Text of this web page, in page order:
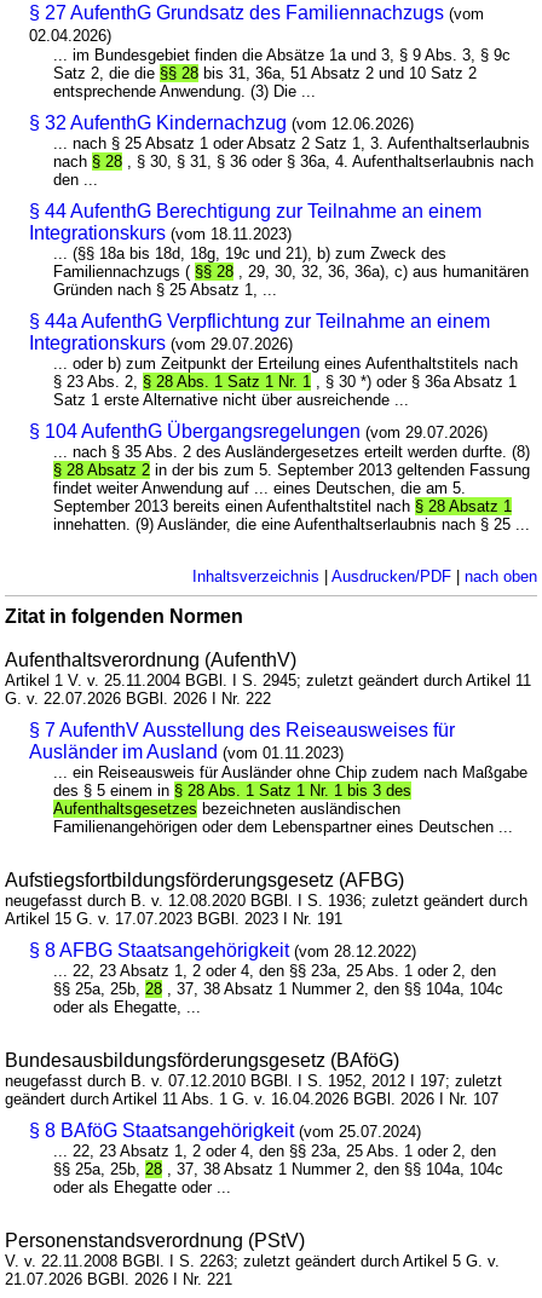
§ 27 AufenthG Grundsatz des Familiennachzugs (vom
02.04.2026)
... im Bundesgebiet finden die Absätze 1a und 3, § 9 Abs. 3, § 9c
Satz 2, die die §§ 28 bis 31, 36a, 51 Absatz 2 und 10 Satz 2
entsprechende Anwendung. (3) Die ...
§ 32 AufenthG Kindernachzug (vom 12.06.2026)
... nach § 25 Absatz 1 oder Absatz 2 Satz 1, 3. Aufenthaltserlaubnis
nach § 28 , § 30, § 31, § 36 oder § 36a, 4. Aufenthaltserlaubnis nach
den ...
§ 44 AufenthG Berechtigung zur Teilnahme an einem
Integrationskurs (vom 18.11.2023)
... (§§ 18a bis 18d, 18g, 19c und 21), b) zum Zweck des
Familiennachzugs ( §§ 28 , 29, 30, 32, 36, 36a), c) aus humanitären
Gründen nach § 25 Absatz 1, ...
§ 44a AufenthG Verpflichtung zur Teilnahme an einem
Integrationskurs (vom 29.07.2026)
... oder b) zum Zeitpunkt der Erteilung eines Aufenthaltstitels nach
§ 23 Abs. 2, § 28 Abs. 1 Satz 1 Nr. 1
, § 30 *) oder § 36a Absatz 1
Satz 1 erste Alternative nicht über ausreichende ...
§ 104 AufenthG Übergangsregelungen (vom 29.07.2026)
... nach § 35 Abs. 2 des Ausländergesetzes erteilt werden durfte. (8)
§ 28 Absatz 2 in der bis zum 5. September 2013 geltenden Fassung
findet weiter Anwendung auf ... eines Deutschen, die am 5.
September 2013 bereits einen Aufenthaltstitel nach § 28 Absatz 1
innehatten. (9) Ausländer, die eine Aufenthaltserlaubnis nach § 25 ...
Inhaltsverzeichnis | Ausdrucken/PDF| nach oben
Zitat in folgenden Normen
Aufenthaltsverordnung (AufenthV)
Artikel 1 V. v. 25.11.2004 BGBl. I S. 2945; zuletzt geändert durch Artikel 11
G. v. 22.07.2026 BGBl. 2026 I Nr. 222
§ 7 AufenthV Ausstellung des Reiseausweises für
Ausländer im Ausland (vom 01.11.2023)
... ein Reiseausweis für Ausländer ohne Chip zudem nach Maßgabe
des § 5 einem in § 28 Abs. 1 Satz 1 Nr. 1 bis 3 des
Aufenthaltsgesetzes bezeichneten ausländischen
Familienangehörigen oder dem Lebenspartner eines Deutschen ...
Aufstiegsfortbildungsförderungsgesetz (AFBG)
neugefasst durch B. v. 12.08.2020 BGBl. I S. 1936; zuletzt geändert durch
Artikel 15 G. v. 17.07.2023 BGBl. 2023 I Nr. 191
§ 8 AFBG Staatsangehörigkeit (vom 28.12.2022)
... 22, 23 Absatz 1, 2 oder 4, den §§ 23a, 25 Abs. 1 oder 2, den
§§ 25a, 25b, 28 , 37, 38 Absatz 1 Nummer 2, den §§ 104a, 104c
oder als Ehegatte, ...
Bundesausbildungsförderungsgesetz (BAföG)
neugefasst durch B. v. 07.12.2010 BGBl. I S. 1952, 2012 I 197; zuletzt
geändert durch Artikel 11 Abs. 1 G. v. 16.04.2026 BGBl. 2026 I Nr. 107
§ 8 BAföG Staatsangehörigkeit (vom 25.07.2024)
... 22, 23 Absatz 1, 2 oder 4, den §§ 23a, 25 Abs. 1 oder 2, den
§§ 25a, 25b, 28 , 37, 38 Absatz 1 Nummer 2, den §§ 104a, 104c
oder als Ehegatte oder ...
Personenstandsverordnung (PStV)
V. v. 22.11.2008 BGBl. I S. 2263; zuletzt geändert durch Artikel 5 G. v.
21.07.2026 BGBl. 2026 I Nr. 221